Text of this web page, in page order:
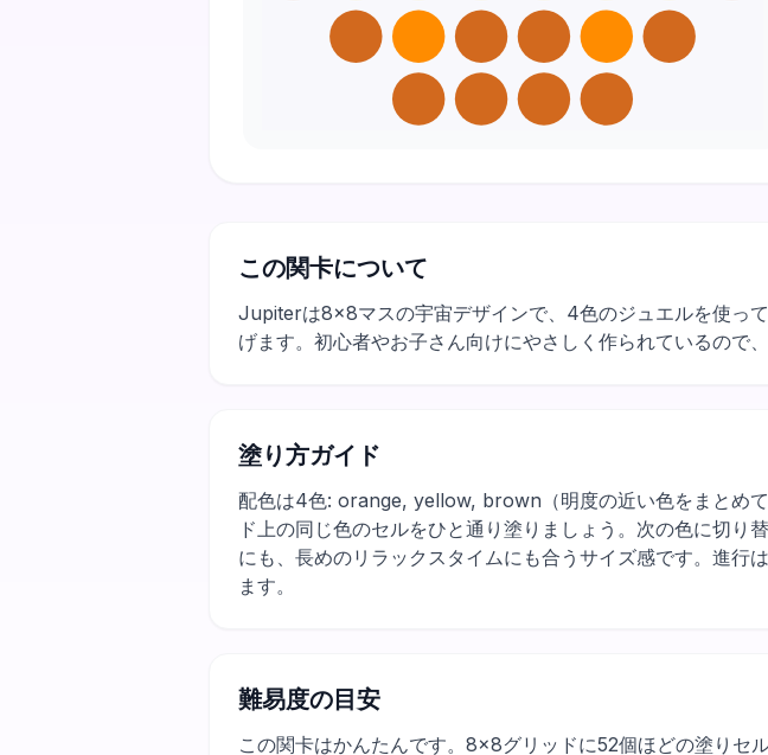
この関卡について
Jupiterは8×8マスの宇宙デザインで、4色のジュエルを使っ
げます。初心者やお子さん向けにやさしく作られているので
塗り方ガイド
配色は4色: orange, yellow, brown（明度の近い色をまとめ
ド上の同じ色のセルをひと通り塗りましょう。次の色に切
にも、長めのリラックスタイムにも合うサイズ感です。進行
ます。
難易度の目安
この関卡はかんたんです。8×8グリッドに52個ほどの塗りセ